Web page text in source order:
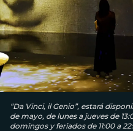
“Da Vinci, il Genio”, estará
de mayo, de lunes a jueves de
domingos y feriados de 11:00 a